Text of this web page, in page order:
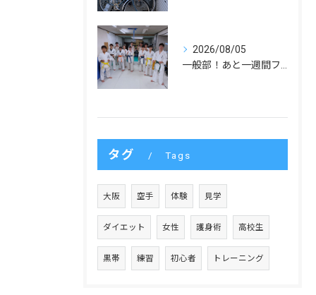
2026/08/05
タグ Tags
大阪 空手 体験 見学
ダイエット 女性 護身術 高校生
黒帯 練習 初心者 トレーニング